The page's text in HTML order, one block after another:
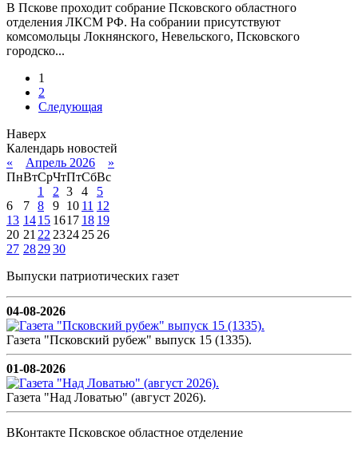
В Пскове проходит собрание Псковского областного
отделения ЛКСМ РФ. На собрании присутствуют
комсомольцы Локнянского, Невельского, Псковского
городско...
1
2
Следующая
Наверх
Календарь новостей
«
Апрель 2026
»
ПнВтСрЧтПтСбВс
1
2 3 4
5
6
7 8 9 10 11 12
13 1415 1617 18 19
20 21 22 2324 25 26
27 282930
Выпуски патриотических газет
04-08-2026
Газета "Псковский рубеж" выпуск 15 (1335).
01-08-2026
Газета "Над Ловатью" (август 2026).
ВКонтакте Псковское областное отделение